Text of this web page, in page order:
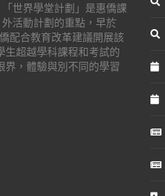
「世界學堂計劃」是惠僑課
外活動計劃的重點，早於
配合教育改革建議開展該
生超越學科課程和考試的
界，體驗與別不同的學習